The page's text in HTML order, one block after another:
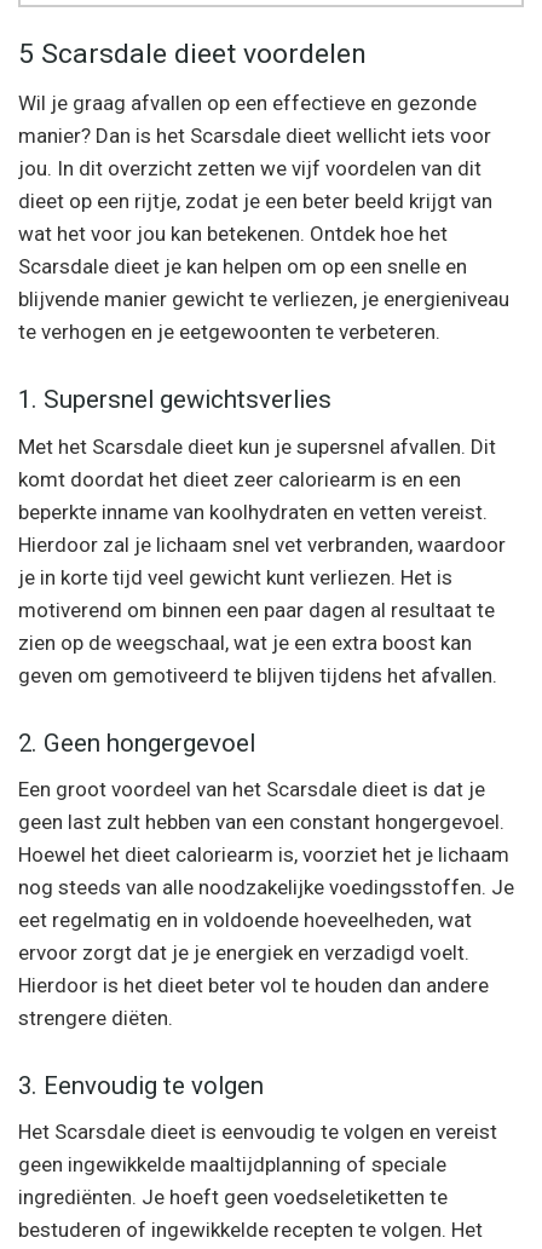
5 Scarsdale dieet voordelen
Wil je graag afvallen op een effectieve en gezonde
manier? Dan is het Scarsdale dieet wellicht iets voor
jou. In dit overzicht zetten we vijf voordelen van dit
dieet op een rijtje, zodat je een beter beeld krijgt van
wat het voor jou kan betekenen. Ontdek hoe het
Scarsdale dieet je kan helpen om op een snelle en
blijvende manier gewicht te verliezen, je energieniveau
te verhogen en je eetgewoonten te verbeteren.
1. Supersnel gewichtsverlies
Met het Scarsdale dieet kun je supersnel afvallen. Dit
komt doordat het dieet zeer caloriearm is en een
beperkte inname van koolhydraten en vetten vereist.
Hierdoor zal je lichaam snel vet verbranden, waardoor
je in korte tijd veel gewicht kunt verliezen. Het is
motiverend om binnen een paar dagen al resultaat te
zien op de weegschaal, wat je een extra boost kan
geven om gemotiveerd te blijven tijdens het afvallen.
2. Geen hongergevoel
Een groot voordeel van het Scarsdale dieet is dat je
geen last zult hebben van een constant hongergevoel.
Hoewel het dieet caloriearm is, voorziet het je lichaam
nog steeds van alle noodzakelijke voedingsstoffen. Je
eet regelmatig en in voldoende hoeveelheden, wat
ervoor zorgt dat je je energiek en verzadigd voelt.
Hierdoor is het dieet beter vol te houden dan andere
strengere diëten.
3. Eenvoudig te volgen
Het Scarsdale dieet is eenvoudig te volgen en vereist
geen ingewikkelde maaltijdplanning of speciale
ingrediënten. Je hoeft geen voedseletiketten te
bestuderen of ingewikkelde recepten te volgen. Het